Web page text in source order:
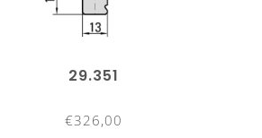
29.351
€326,00